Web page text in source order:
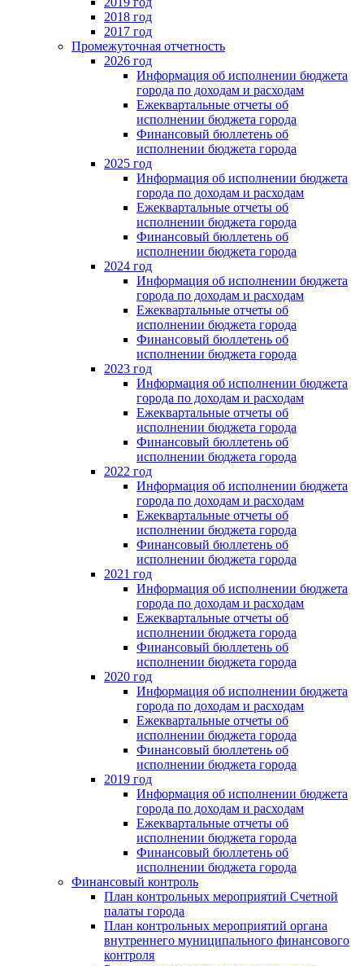
2018 год
2017 год
Промежуточная отчетность
2026 год
Информация об исполнении бюджета
города по доходам и расходам
Ежеквартальные отчеты об
исполнении бюджета города
Финансовый бюллетень об
исполнении бюджета города
2025 год
Информация об исполнении бюджета
города по доходам и расходам
Ежеквартальные отчеты об
исполнении бюджета города
Финансовый бюллетень об
исполнении бюджета города
2024 год
Информация об исполнении бюджета
города по доходам и расходам
Ежеквартальные отчеты об
исполнении бюджета города
Финансовый бюллетень об
исполнении бюджета города
2023 год
Информация об исполнении бюджета
города по доходам и расходам
Ежеквартальные отчеты об
исполнении бюджета города
Финансовый бюллетень об
исполнении бюджета города
2022 год
Информация об исполнении бюджета
города по доходам и расходам
Ежеквартальные отчеты об
исполнении бюджета города
Финансовый бюллетень об
исполнении бюджета города
2021 год
Информация об исполнении бюджета
города по доходам и расходам
Ежеквартальные отчеты об
исполнении бюджета города
Финансовый бюллетень об
исполнении бюджета города
2020 год
Информация об исполнении бюджета
города по доходам и расходам
Ежеквартальные отчеты об
исполнении бюджета города
Финансовый бюллетень об
исполнении бюджета города
2019 год
Информация об исполнении бюджета
города по доходам и расходам
Ежеквартальные отчеты об
исполнении бюджета города
Финансовый бюллетень об
исполнении бюджета города
Финансовый контроль
План контрольных мероприятий Счетной
палаты города
План контрольных мероприятий органа
внутреннего муниципального финансового
контроля